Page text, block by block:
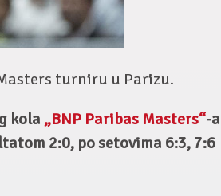
turniru u Parizu.
kola „BNP Paribas Masters“-a
2:0, po setovima 6:3, 7:6